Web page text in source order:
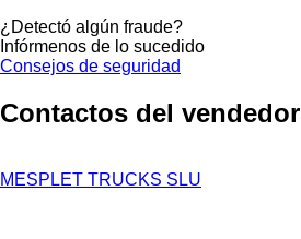
¿Detectó algún fraude?
Infórmenos de lo sucedido
Consejos de seguridad
Contactos del vendedor
MESPLET TRUCKS SLU